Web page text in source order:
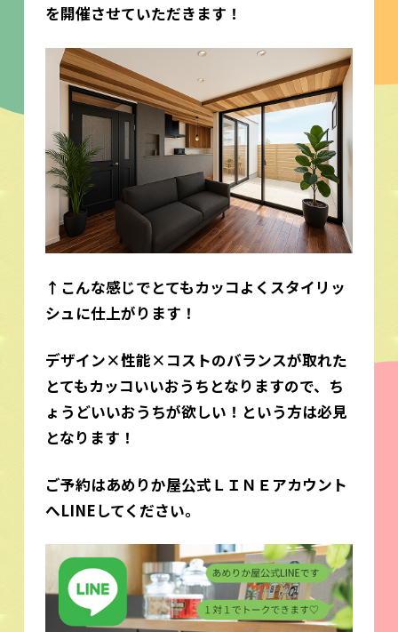
を開催させていただきます！
↑こんな感じでとてもカッコよくスタイリッ
シュに仕上がります！
デザイン×性能×コストのバランスが取れた
とてもカッコいいおうちとなりますので、ち
ょうどいいおうちが欲しい！という方は必見
となります！
ご予約はあめりか屋公式ＬＩＮＥアカウント
へLINEしてください。